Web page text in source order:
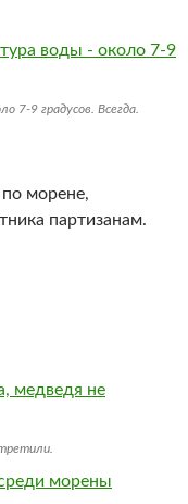
7-9 градусов. Всегда.
морене,
партизанам.